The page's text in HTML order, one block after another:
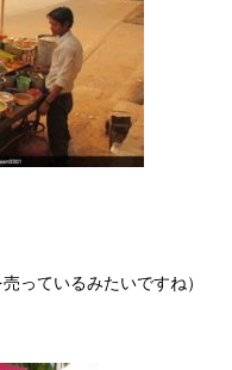
っているみたいですね）